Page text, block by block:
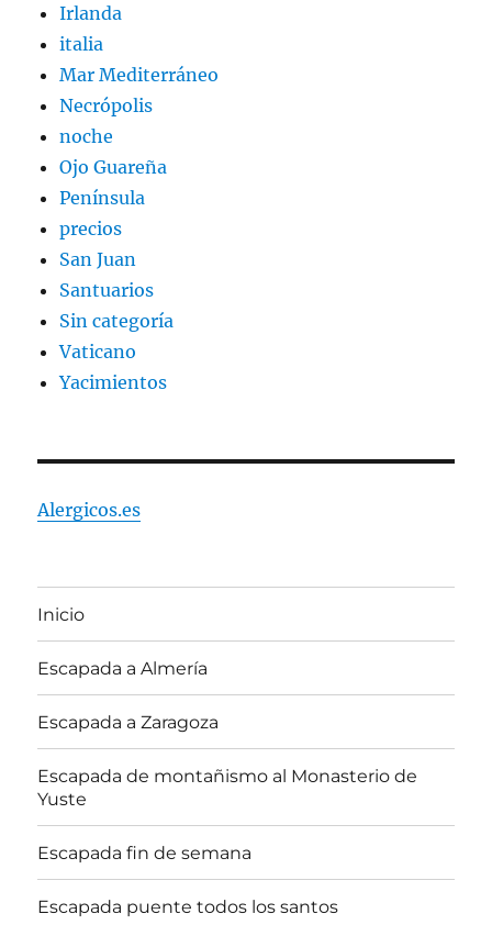
Irlanda
italia
Mar Mediterráneo
Necrópolis
noche
Ojo Guareña
Península
precios
San Juan
Santuarios
Sin categoría
Vaticano
Yacimientos
Alergicos.es
Inicio
Escapada a Almería
Escapada a Zaragoza
Escapada de montañismo al Monasterio de
Yuste
Escapada fin de semana
Escapada puente todos los santos